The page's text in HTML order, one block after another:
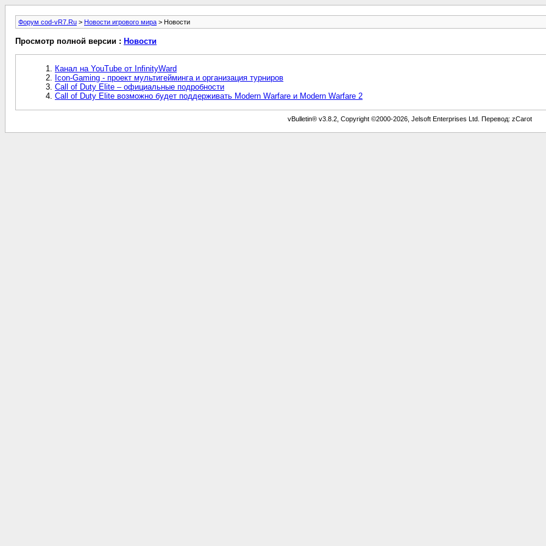
Форум cod-vR7.Ru > Новости игрового мира > Новости
Просмотр полной версии : Новости
Канал на YouTube от InfinityWard
Icon-Gaming - проект мультигейминга и организация турниров
Call of Duty Elite – официальные подробности
Call of Duty Elite возможно будет поддерживать Modern Warfare и Modern Warfare 2
vBulletin® v3.8.2, Copyright ©2000-2026, Jelsoft Enterprises Ltd. Перевод: zCarot